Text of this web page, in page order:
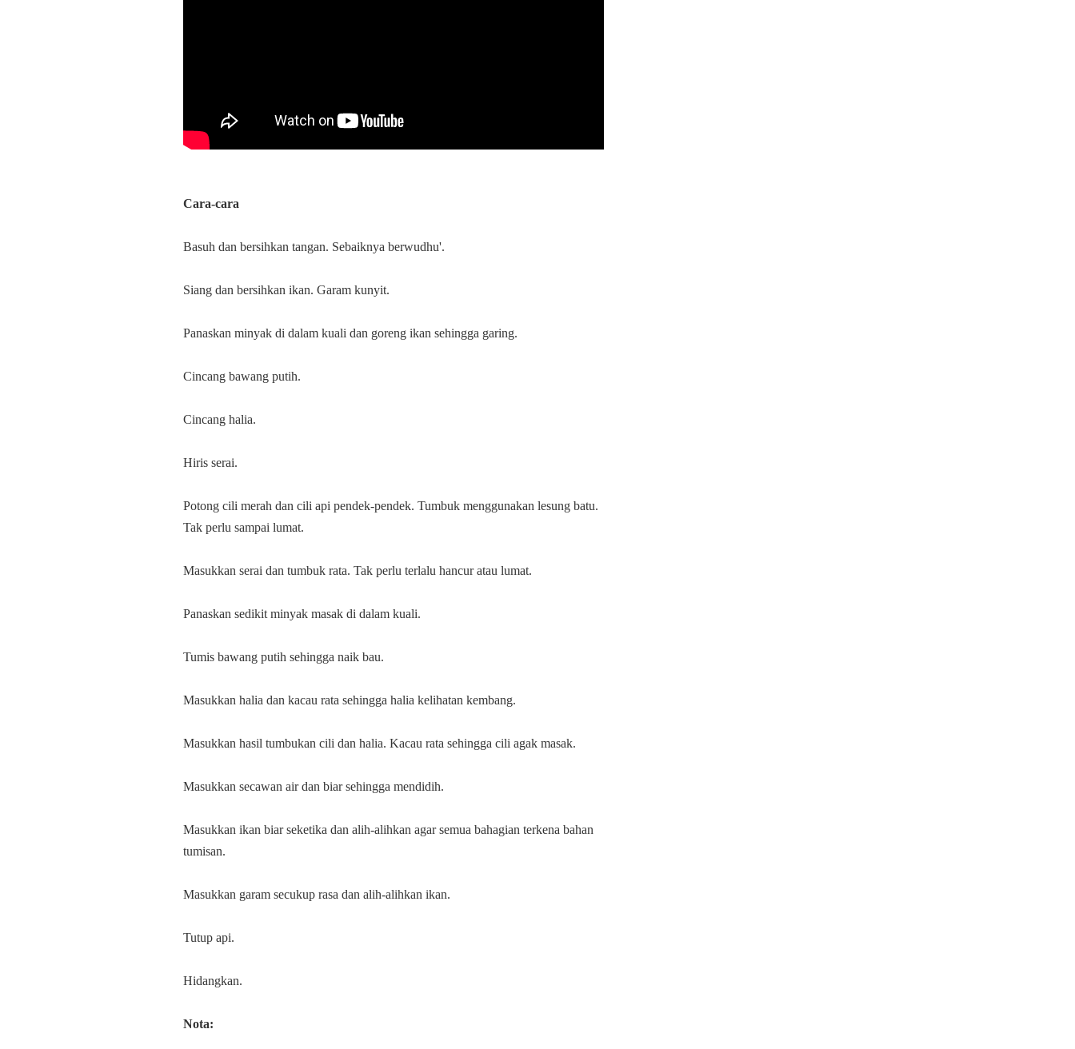
Cara-cara
Basuh dan bersihkan tangan. Sebaiknya berwudhu'.
Siang dan bersihkan ikan. Garam kunyit.
Panaskan minyak di dalam kuali dan goreng ikan sehingga garing.
Cincang bawang putih.
Cincang halia.
Hiris serai.
Potong cili merah dan cili api pendek-pendek. Tumbuk menggunakan lesung batu.
Tak perlu sampai lumat.
Masukkan serai dan tumbuk rata. Tak perlu terlalu hancur atau lumat.
Panaskan sedikit minyak masak di dalam kuali.
Tumis bawang putih sehingga naik bau.
Masukkan halia dan kacau rata sehingga halia kelihatan kembang.
Masukkan hasil tumbukan cili dan halia. Kacau rata sehingga cili agak masak.
Masukkan secawan air dan biar sehingga mendidih.
Masukkan ikan biar seketika dan alih-alihkan agar semua bahagian terkena bahan
tumisan.
Masukkan garam secukup rasa dan alih-alihkan ikan.
Tutup api.
Hidangkan.
Nota: